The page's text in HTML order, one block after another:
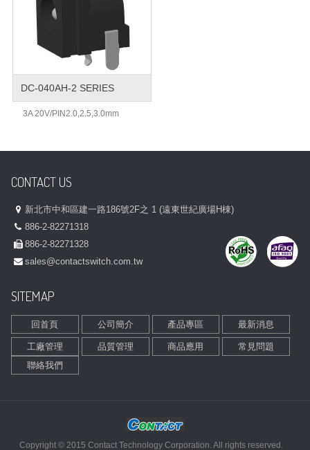
DC-040AH-2 SERIES
3A 20V/PIN2.0,2.5,3.0mm
CONTACT US
新北市中和區建一路186號2F之 1 (遠東世紀廣場H棟)
886-2-82271318
886-2-82271328
sales@contactswitch.com.tw
SITEMAP
回首頁 公司簡介 產品專區 最新消息
工廠管理 品質管理 商品應用
常見問題
聯絡我們
Copyright © 2015 Contact Technology Corporation. All rights reserved.